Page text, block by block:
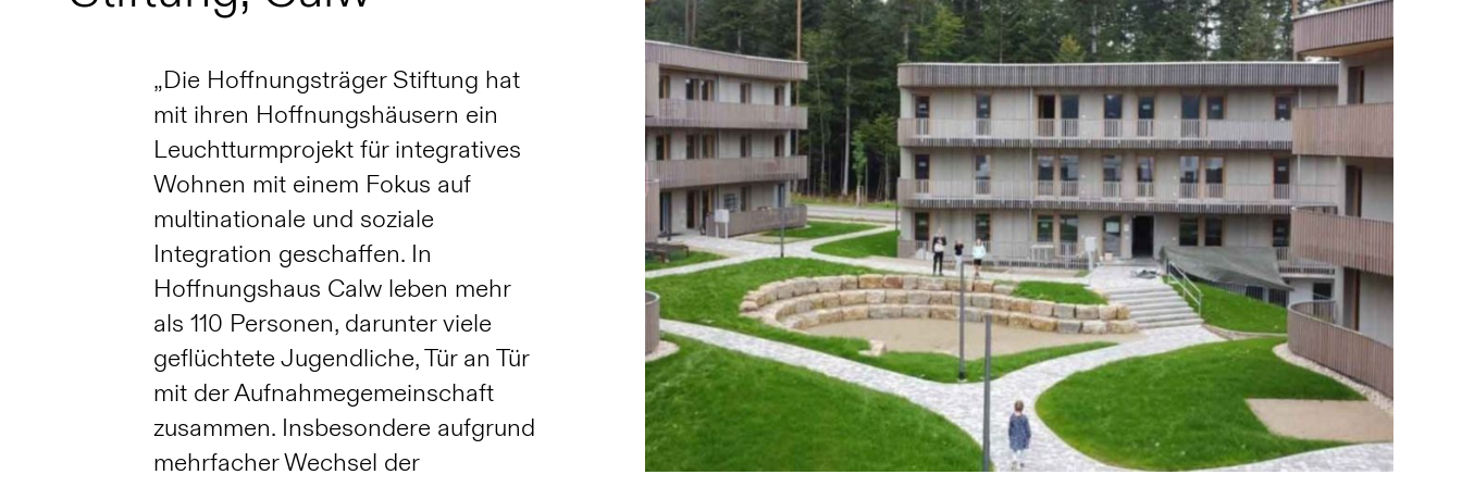
„Die Hoffnungsträger Stiftung hat
mit ihren Hoffnungshäusern ein
Leuchtturmprojekt für integratives
Wohnen mit einem Fokus auf
multinationale und soziale
Integration geschaffen. In
Hoffnungshaus Calw leben mehr
als 110 Personen, darunter viele
geflüchtete Jugendliche, Tür an Tür
mit der Aufnahmegemeinschaft
zusammen. Insbesondere aufgrund
mehrfacher Wechsel der